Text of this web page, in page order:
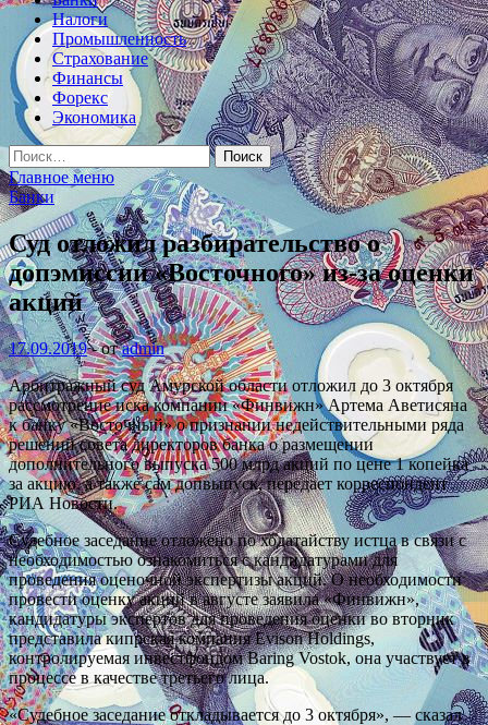
Налоги
Промышленность
Страхование
Финансы
Форекс
Экономика
Найти:
Главное меню
Банки
​Суд отложил разбирательство о
допэмиссии «Восточного» из-за оценки
акций
17.09.2019-отadmin
Арбитражный суд Амурской области отложил до 3 октября
рассмотрение иска компании «Финвижн» Артема Аветисяна
к банку «Восточный» о признании недействительными ряда
решений совета директоров банка о размещении
дополнительного выпуска 500 млрд акций по цене 1 копейка
за акцию, а также сам допвыпуск, передает корреспондент
РИА Новости.
Судебное заседание отложено по ходатайству истца в связи с
необходимостью ознакомиться с кандидатурами для
проведения оценочной экспертизы акций. О необходимости
провести оценку акций в августе заявила «Финвижн»,
кандидатуры экспертов для проведения оценки во вторник
представила кипрская компания Evison Holdings,
контролируемая инвестфондом Baring Vostok, она участвует в
процессе в качестве третьего лица.
«Судебное заседание откладывается до 3 октября», — сказал